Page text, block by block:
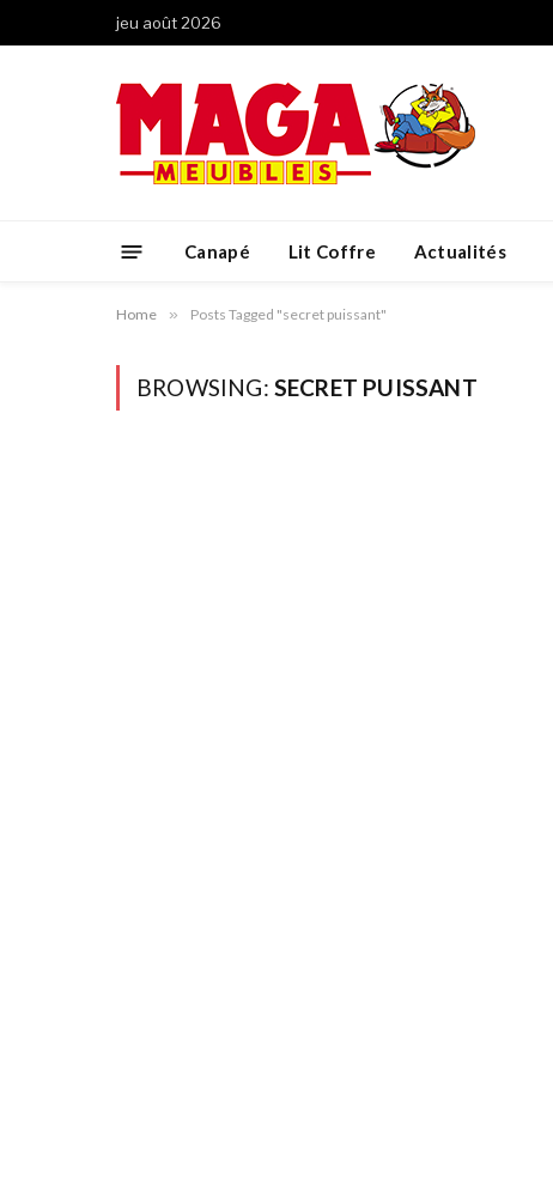
jeu août 2026
Canapé Lit Coffre Actualités
Home » Posts Tagged "secret puissant"
BROWSING: SECRET PUISSANT